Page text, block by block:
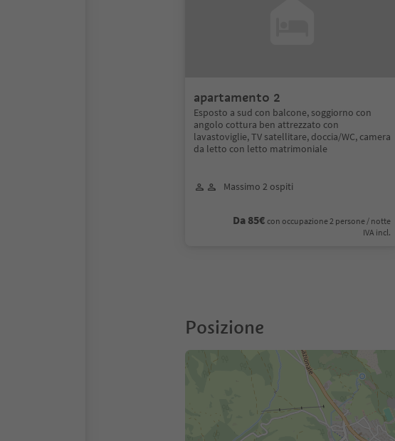
apartamento 2
Esposto a sud con balcone, soggiorno con
angolo cottura ben attrezzato con
lavastoviglie, TV satellitare, doccia/WC, camera
da letto con letto matrimoniale
Massimo 2 ospiti
Da 85€ con occupazione 2 persone / notte
IVA incl.
Posizione